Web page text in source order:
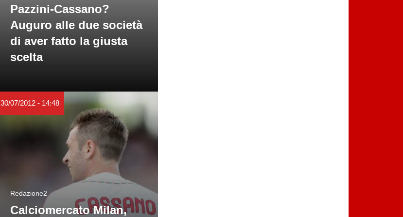
Pazzini-Cassano?
Auguro alle due società
di aver fatto la giusta
scelta
30/07/2012 - 14:48
Redazione2
Calciomercato Milan,